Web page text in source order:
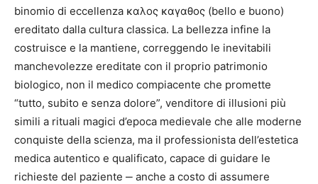
binomio di eccellenza καλος καγαθος (bello e buono)
ereditato dalla cultura classica. La bellezza infine la
costruisce e la mantiene, correggendo le inevitabili
manchevolezze ereditate con il proprio patrimonio
biologico, non il medico compiacente che promette
“tutto, subito e senza dolore”, venditore di illusioni più
simili a rituali magici d’epoca medievale che alle moderne
conquiste della scienza, ma il professionista dell’estetica
medica autentico e qualificato, capace di guidare le
richieste del paziente ‒ anche a costo di assumere